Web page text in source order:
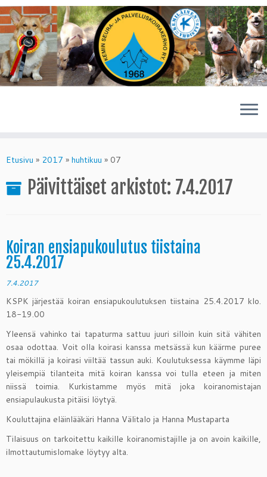
toEtusivu » 2017 » huhtikuu » 07
Päivittäiset arkistot: 7.4.2017
Koiran ensiapukoulutus tiistaina
25.4.2017
7.4.2017
KSPK järjestää koiran ensiapukoulutuksen tiistaina 25.4.2017 klo.
18-19.00
Yleensä vahinko tai tapaturma sattuu juuri silloin kuin sitä vähiten
osaa odottaa. Voit olla koirasi kanssa metsässä kun käärme puree
tai mökillä ja koirasi viiltää tassun auki. Koulutuksessa käymme läpi
yleisempiä tilanteita mitä koiran kanssa voi tulla eteen ja miten
niissä toimia. Kurkistamme myös mitä joka koiranomistajan
ensiapulaukusta pitäisi löytyä.
Kouluttajina eläinlääkäri Hanna Välitalo ja Hanna Mustaparta
Tilaisuus on tarkoitettu kaikille koiranomistajille ja on avoin kaikille,
ilmottautumislomake löytyy alta.